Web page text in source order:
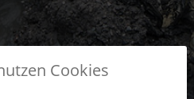
Cookies